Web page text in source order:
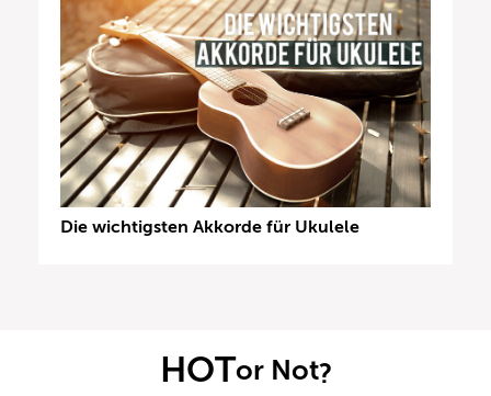
Die wichtigsten Akkorde für Ukulele
HOTor Not?